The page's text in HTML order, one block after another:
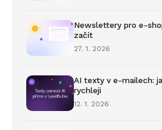
Newslettery pro e-
začít
27. 1. 2026
AI texty v e-mailech:
rychleji
12. 1. 2026